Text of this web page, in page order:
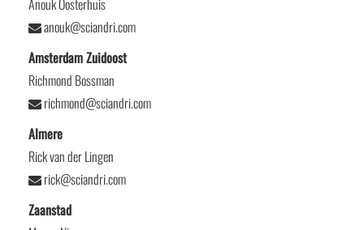
Anouk Oosterhuis
anouk@sciandri.com
Amsterdam Zuidoost
Richmond Bossman
richmond@sciandri.com
Almere
Rick van der Lingen
rick@sciandri.com
Zaanstad